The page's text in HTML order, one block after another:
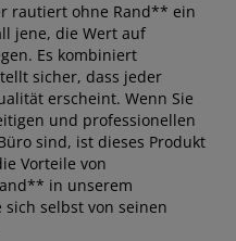
rautiert ohne Rand** ein
jene, die Wert auf
Es kombiniert
sicher, dass jeder
erscheint. Wenn Sie
und professionellen
sind, ist dieses Produkt
Vorteile von
in unserem
selbst von seinen